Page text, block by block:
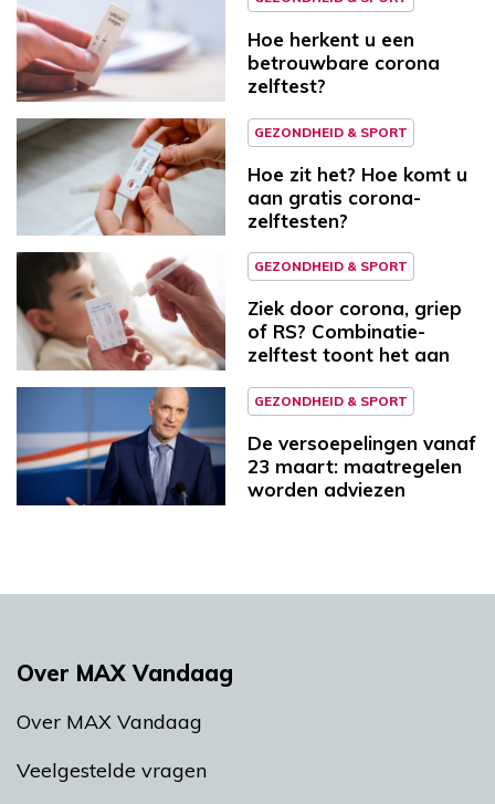
Hoe herkent u een
betrouwbare corona
zelftest?
GEZONDHEID & SPORT
Hoe zit het? Hoe komt u
aan gratis corona-
zelftesten?
GEZONDHEID & SPORT
Ziek door corona, griep
of RS? Combinatie-
zelftest toont het aan
GEZONDHEID & SPORT
De versoepelingen vanaf
23 maart: maatregelen
worden adviezen
Over MAX Vandaag
Over MAX Vandaag
Veelgestelde vragen